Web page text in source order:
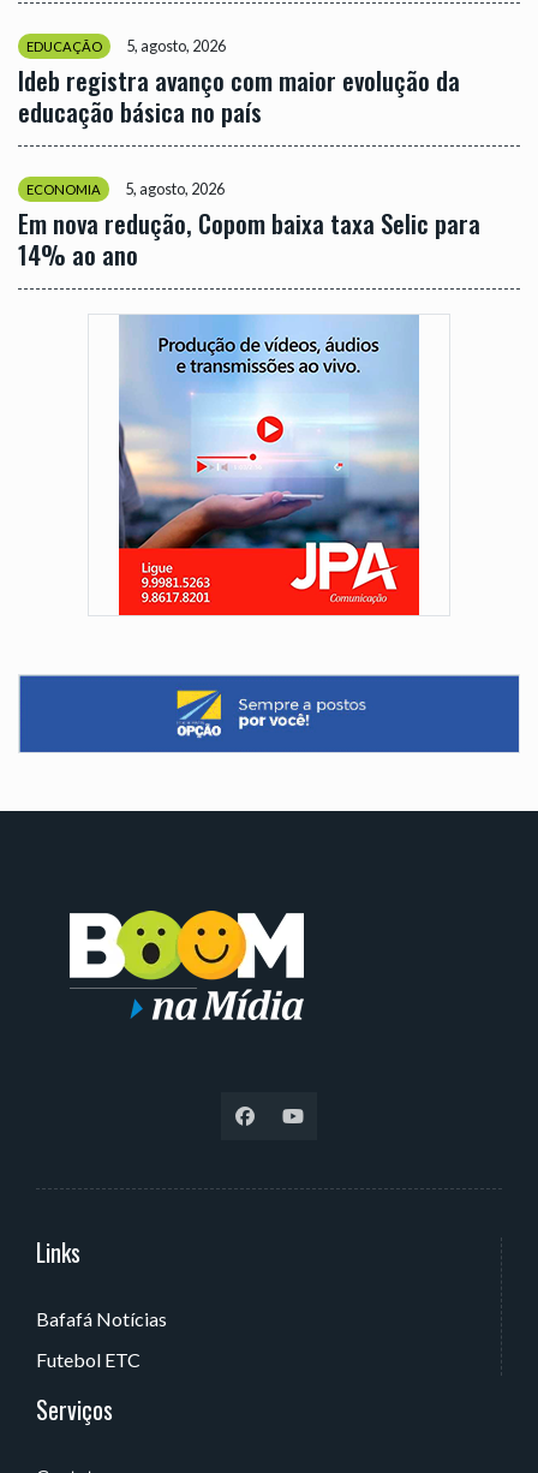
EDUCAÇÃO 5, agosto, 2026
Ideb registra avanço com maior evolução da
educação básica no país
ECONOMIA 5, agosto, 2026
Em nova redução, Copom baixa taxa Selic para
14% ao ano
Links
Bafafá Notícias
Futebol ETC
Serviços
Serviços